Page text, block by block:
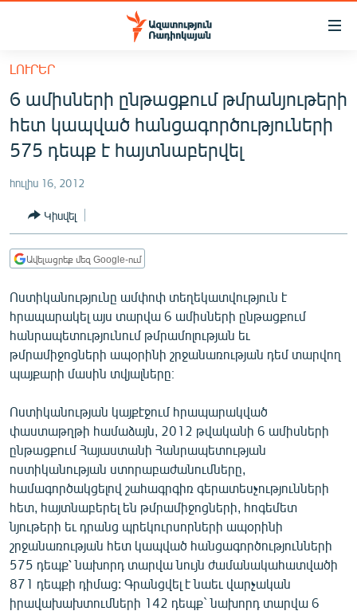
Մատչելիության
հիմնական
բովանդակությանը
Անցնել
հիմնական
մենյուին
ՀԱՅԱՍՏԱՆ
ՔԱՂԱՔԱԿԱՆ
ՀԱՍԱՐԱԿՈՒԹՅՈՒՆ
ՏՆՏԵՍՈՒԹՅՈՒՆ
ՊԱՏԵՐԱԶՄԻ 6 ՇԱԲԱԹՆԵՐԸ
ՏԱՐԱԾԱՇՐՋԱՆ
ՄԻՋԱԶԳԱՅԻՆ
ՍՊՈՐՏ
ՄԵԿՆԱԲԱՆՈՒԹՅՈՒՆ
ՏՏ ԵՒ ԻՆՏԵՐՆԵՏ
ԿՈՐՈՆԱՎԻՐՈՒՍ
ԱՐԽԻՎ
ՏԵՍԱՆՅՈՒԹԵՐ
ԲԱՆԱՎԵՃ
ԼՈՒՐԵՐ
6 ամիսների ընթացքում թմրանյութերի
հետ կապված հանցագործություների
575 դեպք է հայտնաբերվել
հուլիս 16, 2012
Կիսվել
Ավելացրեք մեզ Google-ում
Ոստիկանությունը ամփոփ տեղեկատվություն է
հրապարակել այս տարվա 6 ամիսների ընթացքում
հանրապետությունում թմրամոլության եւ
թմրամիջոցների ապօրինի շրջանառության դեմ տարվող
պայքարի մասին տվյալները։
Ոստիկանության կայքէջում հրապարակված
փաստաթղթի համաձայն, 2012 թվականի 6 ամիսների
ընթացքում Հայաստանի Հանրապետության
ոստիկանության ստորաբաժանումները,
համագործակցելով շահագրգիռ գերատեսչությունների
հետ, հայտնաբերել են թմրամիջոցների, հոգեմետ
նյութերի եւ դրանց պրեկուրսորների ապօրինի
շրջանառության հետ կապված հանցագործությունների
575 դեպք՝ նախորդ տարվա նույն ժամանակահատվածի
871 դեպքի դիմաց: Գրանցվել է նաեւ վարչական
իրավախախտումների 142 դեպք` նախորդ տարվա 6